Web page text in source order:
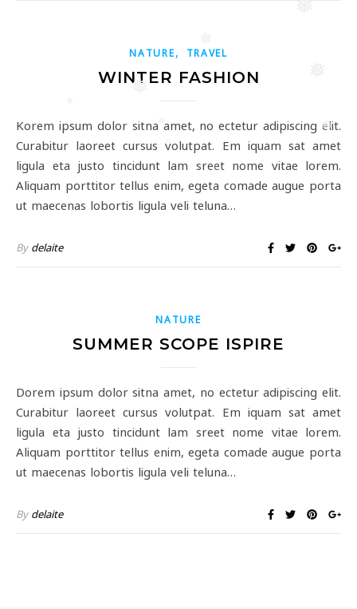
❅
❅
❅
❅
❅
❅
NATURE TRAVEL
WINTER FASHION
Korem ipsum dolor sitna amet, no ectetur adipiscing elit.
Curabitur laoreet cursus volutpat. Em iquam sat amet
ligula eta justo tincidunt lam sreet nome vitae lorem.
Aliquam porttitor tellus enim, egeta comade augue porta
ut maecenas lobortis ligula veli teluna…
By delaite
NATURE
SUMMER SCOPE ISPIRE
Dorem ipsum dolor sitna amet, no ectetur adipiscing elit.
Curabitur laoreet cursus volutpat. Em iquam sat amet
ligula eta justo tincidunt lam sreet nome vitae lorem.
Aliquam porttitor tellus enim, egeta comade augue porta
ut maecenas lobortis ligula veli teluna…
By delaite